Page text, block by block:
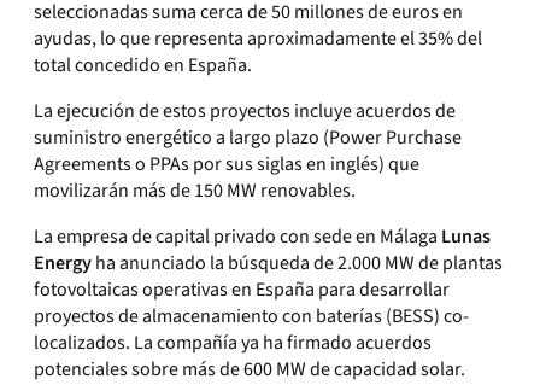
seleccionadas suma cerca de 50 millones de euros en
ayudas, lo que representa aproximadamente el 35% del
total concedido en España.
La ejecución de estos proyectos incluye acuerdos de
suministro energético a largo plazo (Power Purchase
Agreements o PPAs por sus siglas en inglés) que
movilizarán más de 150 MW renovables.
La empresa de capital privado con sede en Málaga Lunas
Energyha anunciado la búsqueda de 2.000 MW de plantas
fotovoltaicas operativas en España para desarrollar
proyectos de almacenamiento con baterías (BESS) co-
localizados. La compañía ya ha firmado acuerdos
potenciales sobre más de 600 MW de capacidad solar.